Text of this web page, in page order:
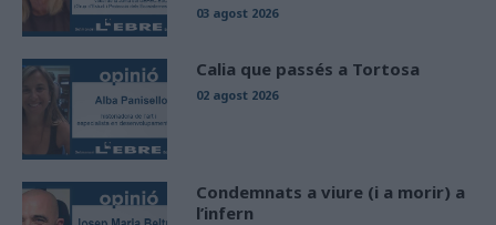
03 agost 2026
Calia que passés a Tortosa
02 agost 2026
Condemnats a viure (i a morir) a
l’infern